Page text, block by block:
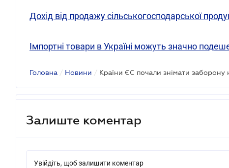
Дохід від продажу сільськогосподарської
Імпортні товари в Україні можуть значно
Головна / Новини / Країни ЄС почали знімати заборону
Залиште коментар
Увійдіть, щоб залишити коментар